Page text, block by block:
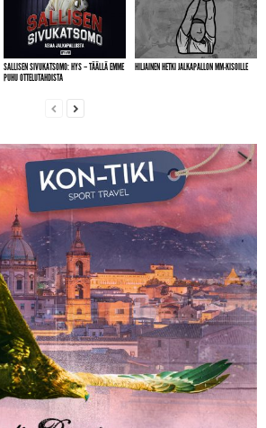
SALLISEN SIVUKATSOMO: HYS – TÄÄLLÄ EMME
PUHU OTTELUTAHDISTA
HILJAINEN HETKI JALKAPALLON MM-KISOILLE